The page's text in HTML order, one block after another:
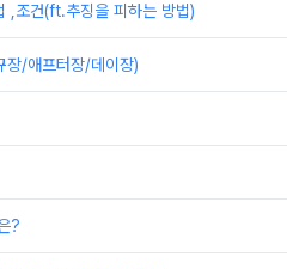
,조건(ft.추징을 피하는 방법)
장/애프터장/데이장)
?